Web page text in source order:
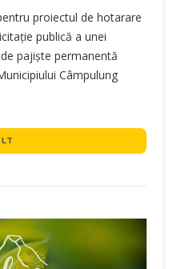
proiectul de hotarare
publică a unei
pajiște permanentă
Câmpulung